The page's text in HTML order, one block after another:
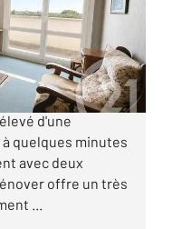
élevé avec vue
d'une
quelques minutes
avec deux
offre un très
...